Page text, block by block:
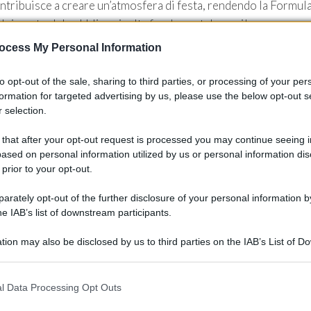
My Personal Information
opt-out of the sale, sharing to third parties, or processing of your
for targeted advertising by us, please use the below opt-out
selection.
that after your opt-out request is processed you may continue seeing
on personal information utilized by us or personal information
to your opt-out.
opt-out of the further disclosure of your personal information
IAB’s list of downstream participants.
may also be disclosed by us to third parties on the IAB’s List of
including but not limited to your visit or usage behaviour. You may
Data Processing Opt Outs
a creare un’atmosfera di festa, rendendo la
del pubblico risulta fondamentale per il successo
sull’importanza dellamobilità elettrica
E
ad affrontare sfide significative. La crescente
unita all’esigenza diinnovazionecontinua, richiede alle
e alle aspettative del pubblico. Inoltre, il
esostenibilitàrisulta cruciale per il futuro della
sponsor e investimenti, in un mercato delle corse